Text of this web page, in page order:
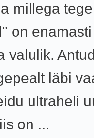
millega
on
valulik.
läbi
ultraheli
on ...